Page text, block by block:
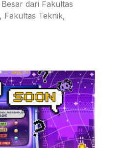
dari Fakultas
Fakultas Teknik,